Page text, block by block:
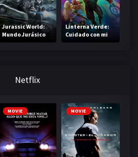
Jurassic World:
Mundo Jurásico
Linterna Verde:
Cuidado con mi
poder
Netflix
MOVIE MOVIE